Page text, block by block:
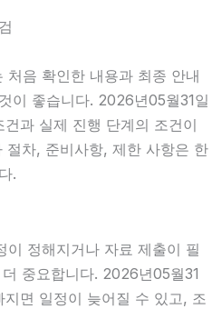
처음 확인한 내용과 최종 안내
이 좋습니다. 2026년05월31일
과 실제 진행 단계의 조건이
차, 준비사항, 제한 사항은 한
.
이 정해지거나 자료 제출이 필
중요합니다. 2026년05월31
면 일정이 늦어질 수 있고, 조